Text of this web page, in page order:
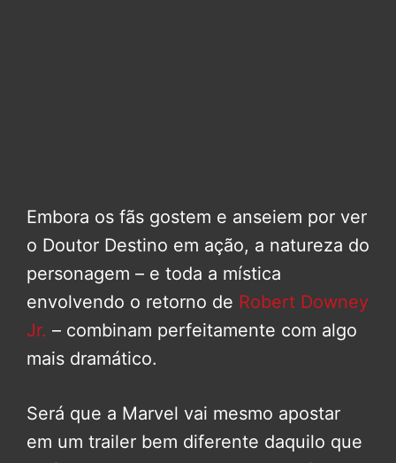
Embora os fãs gostem e anseiem por ver
o Doutor Destino em ação, a natureza do
personagem – e toda a mística
envolvendo o retorno de Robert Downey
Jr. – combinam perfeitamente com algo
mais dramático.
Será que a Marvel vai mesmo apostar
em um trailer bem diferente daquilo que